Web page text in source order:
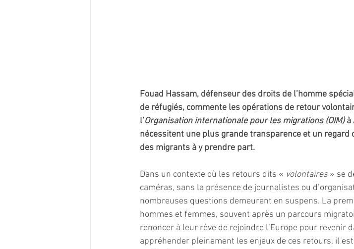
Fouad Hassam, défenseur des droits de l’homme
de réfugiés, commente les opérations de retour
l’Organisation internationale pour les migrations (OIM) à
nécessitent une plus grande transparence et un
des migrants à y prendre part.
Dans un contexte où les retours dits « volontaires » se
caméras, sans la présence de journalistes ou
nombreuses questions demeurent en suspens. La
hommes et femmes, souvent après un parcours
renoncer à leur rêve de rejoindre l’Europe pour revenir
appréhender pleinement les enjeux de ces retours, il